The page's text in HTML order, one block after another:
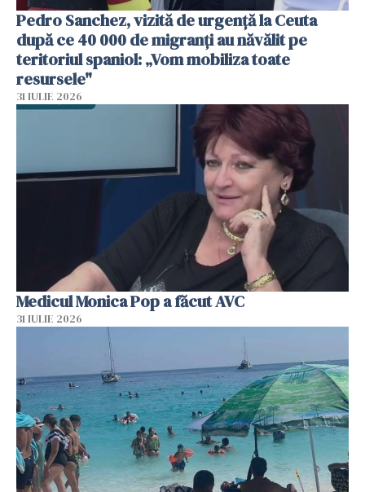
Pedro Sanchez, vizită de urgență la Ceuta
după ce 40 000 de migranți au năvălit pe
teritoriul spaniol: „Vom mobiliza toate
resursele"
31 IULIE 2026
Medicul Monica Pop a făcut AVC
31 IULIE 2026